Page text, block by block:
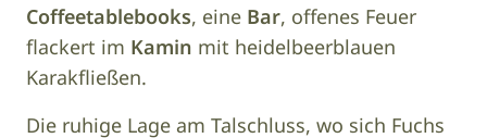
Coffeetablebooks, eine Bar, offenes Feuer
flackert im Kamin mit heidelbeerblauen
Karakfließen.
Die ruhige Lage am Talschluss, wo sich Fuchs